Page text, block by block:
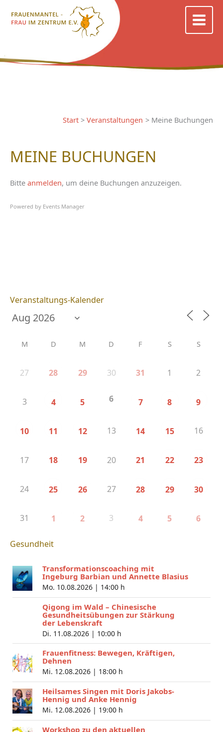
Inhalt
Start Veranstaltungen Meine Buchungen
MEINE BUCHUNGEN
Bitte anmelden, um deine Buchungen anzuzeigen.
Powered by Events Manager
Veranstaltungs-Kalender
M D M D F S S
27 28 29 30 31 1 2
3 4 5 6 7 8 9
10 11 12 13 14 15 16
17 18 19 20 21 22 23
24 25 26 27 28 29 30
31 1 2 3 4 5 6
Gesundheit
Transformationscoaching mit
Ingeburg Barbian und Annette Blasius
Mo. 10.08.2026 | 14:00 h
Qigong im Wald – Chinesische
Gesundheitsübungen zur Stärkung
der Lebenskraft
Di. 11.08.2026 | 10:00 h
Frauenfitness: Bewegen, Kräftigen,
Dehnen
Mi. 12.08.2026 | 18:00 h
Heilsames Singen mit Doris Jakobs-
Hennig und Anke Hennig
Mi. 12.08.2026 | 19:00 h
Workshop zu den aktuellen